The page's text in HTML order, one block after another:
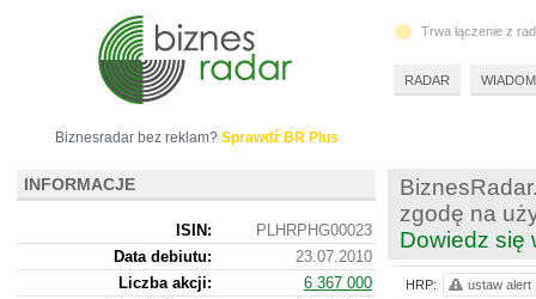
zgodę na
Dowiedz się
HRP: ustaw alert
Biznesradar bez reklam? Sprawdź BR Plus
INFORMACJE
ISIN:
PLHRPHG00023
Data debiutu:
23.07.2010
Liczba akcji:
6 367 000
Trwa łączenie z
RADAR